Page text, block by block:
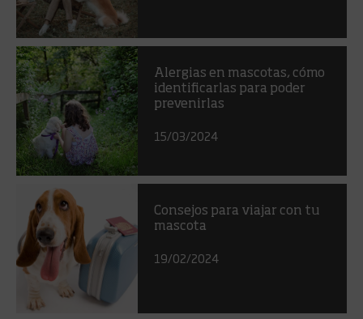
Alergias en mascotas, cómo
identificarlas para poder
prevenirlas
15/03/2024
Consejos para viajar con tu
mascota
19/02/2024